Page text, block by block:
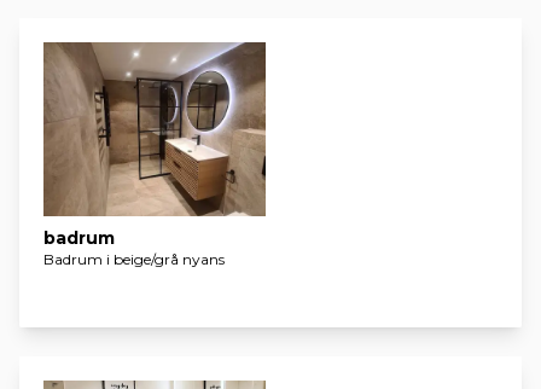
badrum
Badrum i beige/grå nyans